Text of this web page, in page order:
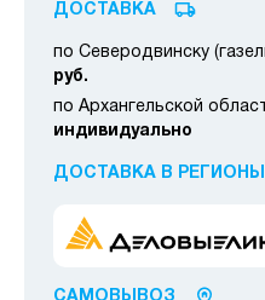
ДОСТАВКА
по Северодвинску
руб.
по Архангельской
индивидуально
ДОСТАВКА В РЕГИОНЫ